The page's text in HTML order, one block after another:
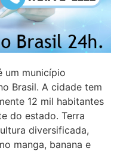
um município
Brasil. A cidade tem
12 mil habitantes
do estado. Terra
diversificada,
manga, banana e
em
em